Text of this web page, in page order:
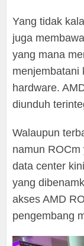
Yang tidak
juga
yang mana
menjembatani
hardware.
diunduh
Walaupun
namun
data center
yang
akses AMD
pengembang